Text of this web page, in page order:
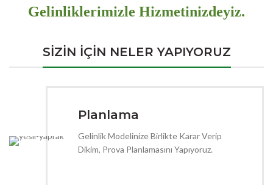
Gelinliklerimizle Hizmetinizdeyiz.
SİZİN İÇİN NELER YAPIYORUZ
Planlama
Gelinlik Modelinize Birlikte Karar Verip
Dikim, Prova Planlamasını Yapıyoruz.